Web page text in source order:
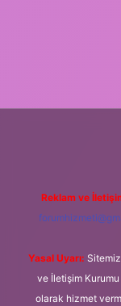
Reklam ve
Yasal Uyarı:
ve İletişim Kurumu
olarak hizmet